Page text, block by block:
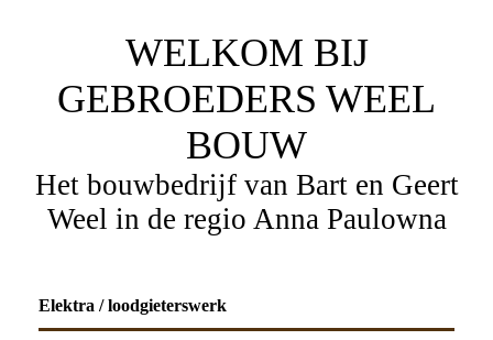
WELKOM BIJ
GEBROEDERS WEEL
BOUW
Het bouwbedrijf van Bart en Geert
Weel in de regio Anna Paulowna
Elektra / loodgieterswerk